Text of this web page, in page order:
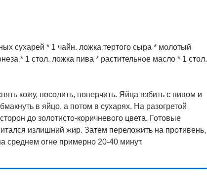
сухарей * 1 чайн. ложка тертого сыра * молотый
* 1 стол. ложка пива * растительное масло * 1 стол.
кожу, посолить, поперчить. Яйца взбить с пивом и
в яйцо, а потом в сухарях. На разогретой
до золотисто-коричневого цвета. Готовые
излишний жир. Затем переложить на противень,
среднем огне примерно 20-40 минут.